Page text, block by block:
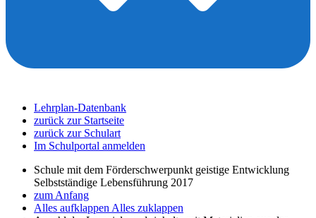
Lehrplan-Datenbank
zurück zur Startseite
zurück zur Schulart
Im Schulportal anmelden
Schule mit dem Förderschwerpunkt geistige Entwicklung
Selbstständige Lebensführung 2017
zum Anfang
Alles aufklappen Alles zuklappen